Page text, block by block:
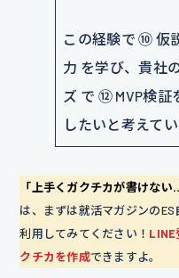
この経験で ⑩ 仮
力 を学び、貴社
ズ で ⑫ MVP検証
したいと考えてい
「上手くガクチカが書けな
は、まずは就活マガジンの
利用してみてください！ LINE
クチカを作成できますよ。